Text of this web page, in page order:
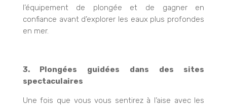
l’équipement de plongée et de gagner en
confiance avant d’explorer les eaux plus profondes
en mer.
3. Plongées guidées dans des sites
spectaculaires
Une fois que vous vous sentirez à l’aise avec les